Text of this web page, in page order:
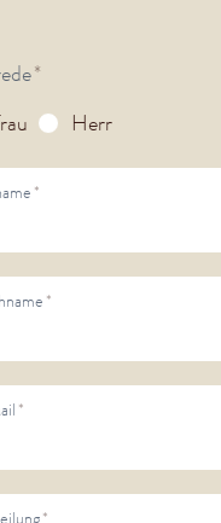
*
Herr
*
*
*
*